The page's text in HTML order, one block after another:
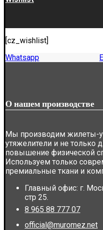
[cz_wishlist]
Whatsapp
О нашем производстве
Мы производим жилеты-
утяжелители и не только
повышение физической
Используем только
премиальные ткани и
Главный офис: г.
стр 25.
8 965 88 777 07
official@muromez.net